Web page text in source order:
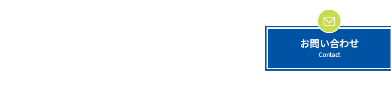
お問い合わせ
Contact